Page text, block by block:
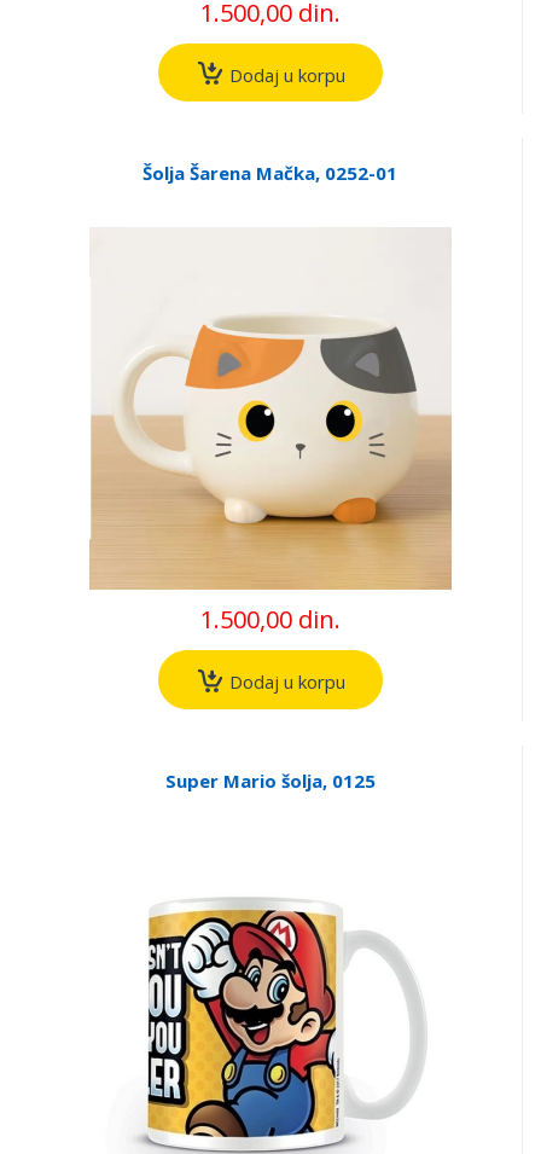
1.500,00 din.
Dodaj u korpu
Šolja Šarena Mačka, 0252-01
1.500,00 din.
Dodaj u korpu
Super Mario šolja, 0125